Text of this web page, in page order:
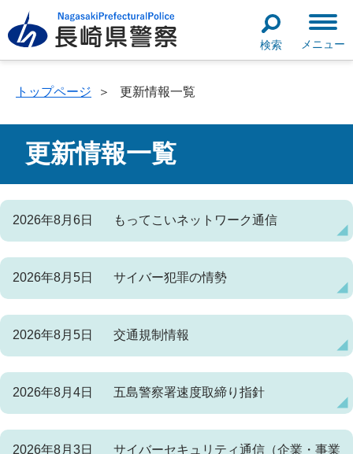
検索 メニュー
トップページ ＞ 更新情報一覧
更新情報一覧
2026年8月6日 もってこいネットワーク通信
2026年8月5日 サイバー犯罪の情勢
2026年8月5日 交通規制情報
2026年8月4日 五島警察署速度取締り指針
2026年8月3日
サイバーセキュリティ通信（企業・事業